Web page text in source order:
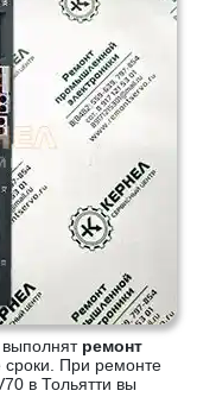
ремонт
При ремонте
в Тольятти вы